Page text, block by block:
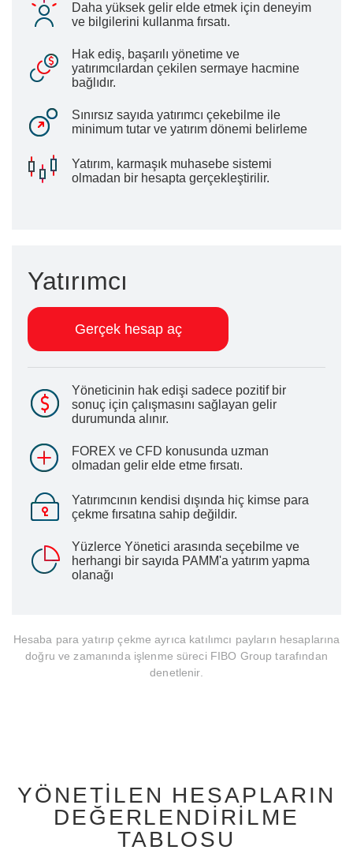
Daha yüksek gelir elde etmek için deneyim
ve bilgilerini kullanma fırsatı.
Hak ediş, başarılı yönetime ve
yatırımcılardan çekilen sermaye hacmine
bağlıdır.
Sınırsız sayıda yatırımcı çekebilme ile
minimum tutar ve yatırım dönemi belirleme
Yatırım, karmaşık muhasebe sistemi
olmadan bir hesapta gerçekleştirilir.
Yatırımcı
Gerçek hesap aç
Yöneticinin hak edişi sadece pozitif bir
sonuç için çalışmasını sağlayan gelir
durumunda alınır.
FOREX ve CFD konusunda uzman
olmadan gelir elde etme fırsatı.
Yatırımcının kendisi dışında hiç kimse para
çekme fırsatına sahip değildir.
Yüzlerce Yönetici arasında seçebilme ve
herhangi bir sayıda PAMM'a yatırım yapma
olanağı
Hesaba para yatırıp çekme ayrıca katılımcı payların hesaplarına
doğru ve zamanında işlenme süreci FIBO Group tarafından
denetlenir.
YÖNETILEN HESAPLARIN
DEĞERLENDIRILME
TABLOSU